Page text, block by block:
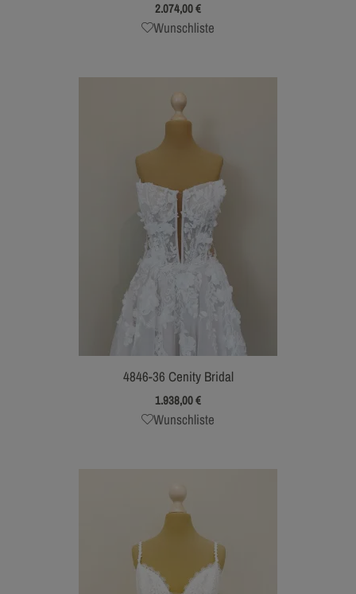
2.074,00€
Wunschliste
4846-36 Cenity Bridal
1.938,00€
Wunschliste